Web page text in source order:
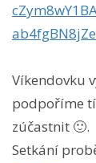
Víkendovku
podpoříme
zúčastnit 🙂.
Setkání